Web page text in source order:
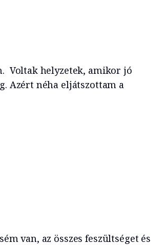
Voltak helyzetek, amikor jó
Azért néha eljátszottam a
van, az összes feszültséget és